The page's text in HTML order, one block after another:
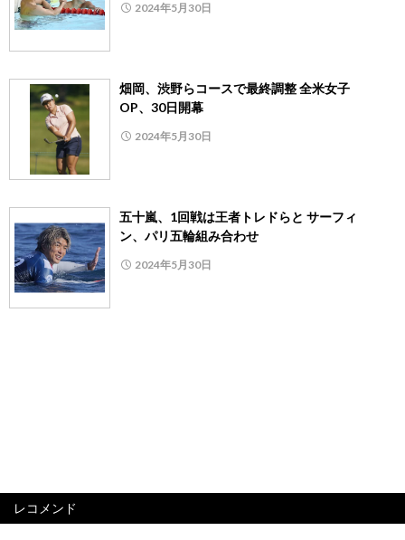
2024年5月30日
畑岡、渋野らコースで最終調整 全米女子
OP、30日開幕
2024年5月30日
五十嵐、1回戦は王者トレドらと サーフィ
ン、パリ五輪組み合わせ
2024年5月30日
レコメンド